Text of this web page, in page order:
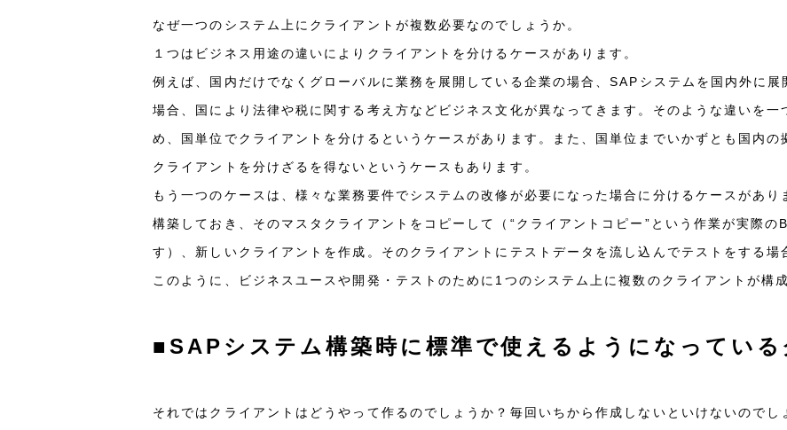
なぜ一つのシステム上にクライアントが複数必要なのでしょうか。
１つはビジネス用途の違いによりクライアントを分けるケースがあります。
例えば、国内だけでなくグローバルに業務を展開している企業の場合、SAPシステムを国内外に
場合、国により法律や税に関する考え方などビジネス文化が異なってきます。そのような違いを
め、国単位でクライアントを分けるというケースがあります。また、国単位までいかずとも国内の
クライアントを分けざるを得ないというケースもあります。
もう一つのケースは、様々な業務要件でシステムの改修が必要になった場合に分けるケースがあ
構築しておき、そのマスタクライアントをコピーして（“クライアントコピー”という作業が実際
す）、新しいクライアントを作成。そのクライアントにテストデータを流し込んでテストをする場
このように、ビジネスユースや開発・テストのために1つのシステム上に複数のクライアントが構
■SAPシステム構築時に標準で使えるようになっている
それではクライアントはどうやって作るのでしょうか？毎回いちから作成しないといけないので